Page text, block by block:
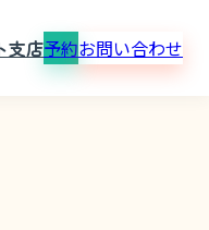
支店予約お問い合わせ